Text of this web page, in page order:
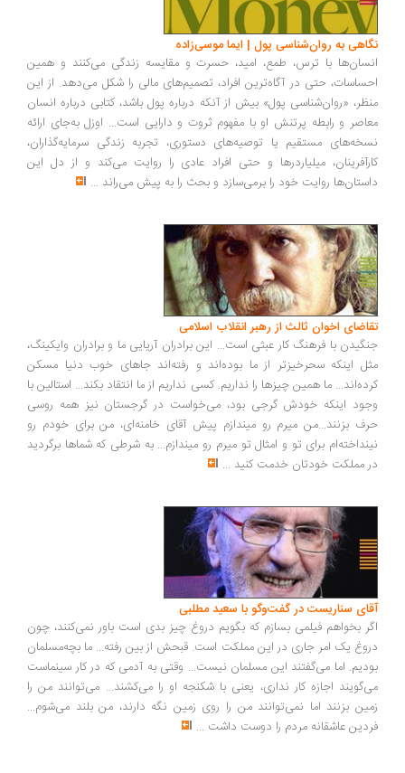
به روان‌شناسی پول | ایما موسی‌زاده
با ترس، طمع، امید، حسرت و مقایسه زندگی می‌کنند و همین
حتی در آگاه‌ترین افراد، تصمیم‌های مالی را شکل می‌دهد. از این
«روان‌شناسی پول» بیش از آنکه درباره پول باشد، کتابی درباره انسان
و رابطه پرتنش او با مفهوم ثروت و دارایی است... اوزل به‌جای ارائه
مستقیم یا توصیه‌های دستوری، تجربه زندگی سرمایه‌گذاران،
میلیاردرها و حتی افراد عادی را روایت می‌کند و از دل این
روایت خود را برمی‌سازد و بحث را به پیش می‌راند ...
اخوان ثالث از رهبر انقلاب اسلامی
با فرهنگ کار عبثی است... این برادران آریایی ما و برادران وایکینگ،
اینکه سحرخیزتر از ما بوده‌اند و رفته‌اند جاهای خوب دنیا مسکن
ما همین چیزها را نداریم. کسی نداریم از ما انتقاد بکند... استالین با
اینکه خودش گرجی بود، می‌خواست در گرجستان نیز همه روسی
بزنند...من میرم رو میندازم پیش آقای خامنه‌ای، من برای خودم رو
برای تو و امثال تو میرم رو میندازم... به شرطی که شماها برگردید
مملکت خودتان خدمت کنید...
سناریست در گفت‌وگو با سعید مطلبی
بخواهم فیلمی بسازم که بگویم دروغ چیز بدی است باور نمی‌کنند، چون
یک امر جاری در این مملکت است. قبحش از بین رفته... ما بچه‌مسلمان
اما می‌گفتند این مسلمان نیست... وقتی به آدمی که در کار سینماست
اجازه کار نداری، یعنی با شکنجه او را می‌کشند... می‌توانند من را
بزنند اما نمی‌توانند من را روی زمین نگه دارند، من بلند می‌شوم...
عاشقانه مردم را دوست داشت ...